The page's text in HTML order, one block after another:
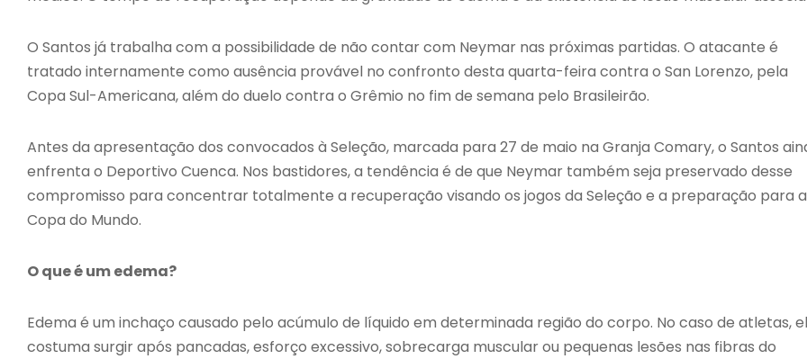
O Santos já trabalha com a possibilidade de não contar com Neymar nas próximas partidas. O atacante é
tratado internamente como ausência provável no confronto desta quarta-feira contra o San Lorenzo, pela
Copa Sul-Americana, além do duelo contra o Grêmio no fim de semana pelo Brasileirão.
Antes da apresentação dos convocados à Seleção, marcada para 27 de maio na Granja Comary, o Santos
enfrenta o Deportivo Cuenca. Nos bastidores, a tendência é de que Neymar também seja preservado desse
compromisso para concentrar totalmente a recuperação visando os jogos da Seleção e a preparação para a
Copa do Mundo.
O que é um edema?
Edema é um inchaço causado pelo acúmulo de líquido em determinada região do corpo. No caso de atletas,
costuma surgir após pancadas, esforço excessivo, sobrecarga muscular ou pequenas lesões nas fibras do